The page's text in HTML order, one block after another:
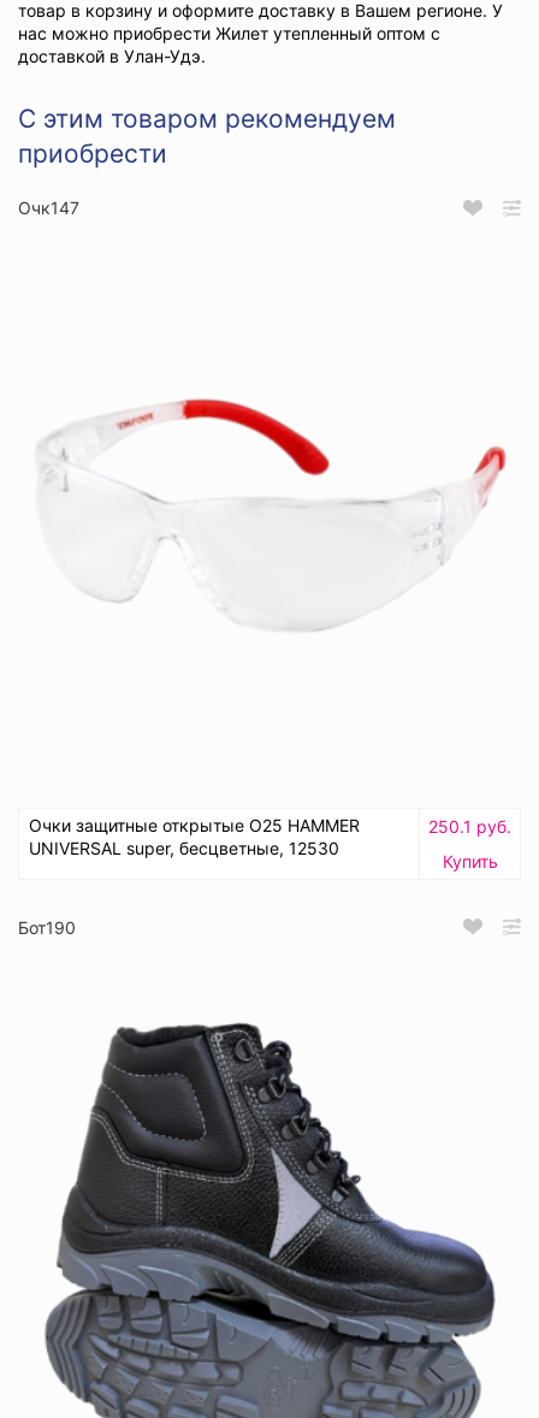
товар в корзину и оформите доставку в Вашем регионе. У
нас можно приобрести Жилет утепленный оптом с
доставкой в Улан-Удэ.
С этим товаром рекомендуем
приобрести
Очк147
Очки защитные открытые О25 HAMMER
UNIVERSAL super, бесцветные, 12530
250.1 руб.
Купить
Бот190